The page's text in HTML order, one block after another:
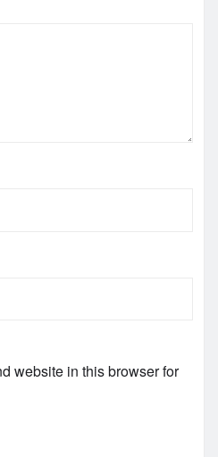
website in this browser for